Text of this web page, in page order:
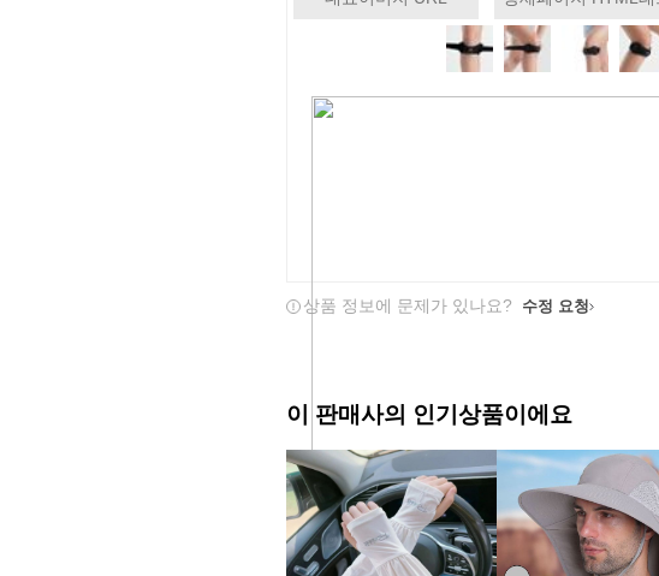
상품 정보에 문제가 있나요? 수정 요청
이 판매사의 인기상품이에요